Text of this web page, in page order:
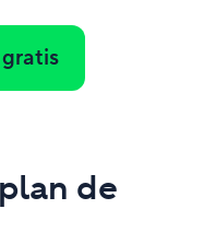
de